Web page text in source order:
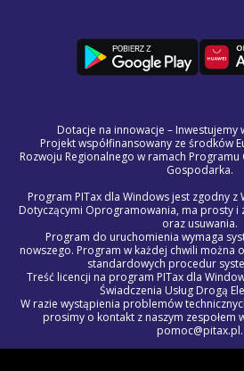
Dotacje na innowacje – Inwestujemy
Projekt współfinansowany ze środków
Rozwoju Regionalnego w ramach
Gospodarka.
Program PITax dla Windows jest zgodny z
Dotyczącymi Oprogramowania, ma prosty i
oraz usuwania.
Program do uruchomienia wymaga
nowszego. Program w każdej chwili można
standardowych procedur
Treść licencji na program PITax dla
Świadczenia Usług Drogą
W razie wystąpienia problemów
prosimy o kontakt z naszym zespołem
pomoc@pitax.pl.